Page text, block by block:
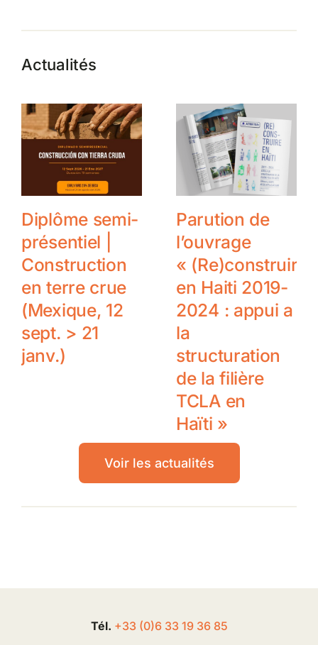
Actualités
Diplôme semi-
présentiel |
Construction
en terre crue
(Mexique, 12
sept. > 21
janv.)
Parution de
l’ouvrage
« (Re)construire
en Haiti 2019-
2024 : appui a
la
structuration
de la filière
TCLA en
Haïti »
Voir les actualités
Tél. +33 (0)6 33 19 36 85